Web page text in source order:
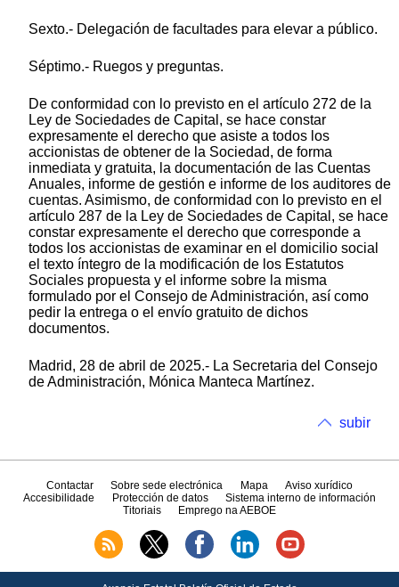
Sexto.- Delegación de facultades para elevar a público.
Séptimo.- Ruegos y preguntas.
De conformidad con lo previsto en el artículo 272 de la
Ley de Sociedades de Capital, se hace constar
expresamente el derecho que asiste a todos los
accionistas de obtener de la Sociedad, de forma
inmediata y gratuita, la documentación de las Cuentas
Anuales, informe de gestión e informe de los auditores de
cuentas. Asimismo, de conformidad con lo previsto en el
artículo 287 de la Ley de Sociedades de Capital, se hace
constar expresamente el derecho que corresponde a
todos los accionistas de examinar en el domicilio social
el texto íntegro de la modificación de los Estatutos
Sociales propuesta y el informe sobre la misma
formulado por el Consejo de Administración, así como
pedir la entrega o el envío gratuito de dichos
documentos.
Madrid, 28 de abril de 2025.- La Secretaria del Consejo
de Administración, Mónica Manteca Martínez.
subir
Contactar Sobre sede electrónica Mapa
Aviso xurídico
Accesibilidade
Protección de datos
Sistema interno de información
Titoriais
Emprego na AEBOE